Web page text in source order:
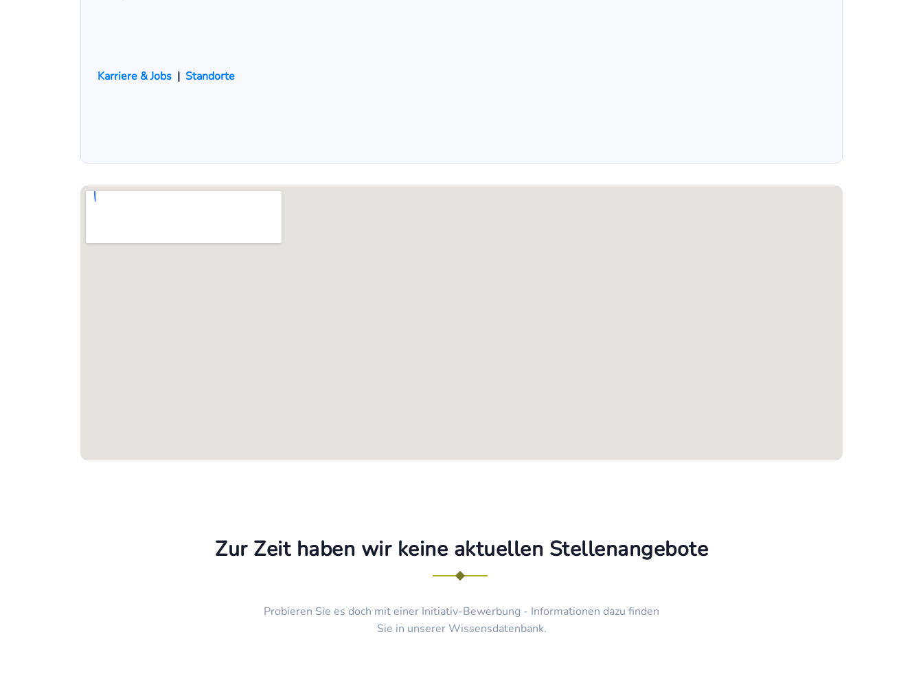
Karriere & Jobs | Standorte
Zur Zeit haben wir keine aktuellen Stellenangebote
Probieren Sie es doch mit einer Initiativ-Bewerbung - Informationen dazu finden
Sie in unserer Wissensdatenbank.